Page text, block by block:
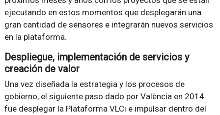
ejecutando en estos momentos que desplegarán una
gran cantidad de sensores e integrarán nuevos servicios
en la plataforma.
Despliegue, implementación de servicios y
creación de valor
Una vez diseñada la estrategia y los procesos de
gobierno, el siguiente paso dado por València en 2014
fue desplegar la Plataforma VLCi e impulsar dentro del